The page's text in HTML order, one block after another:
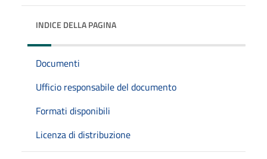
INDICE DELLA PAGINA
Documenti
Ufficio responsabile del documento
Formati disponibili
Licenza di distribuzione